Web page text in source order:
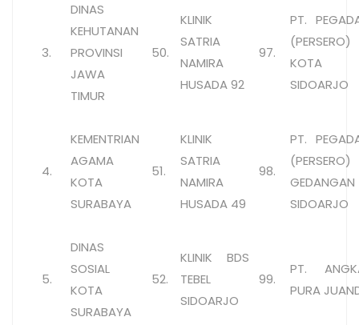
3.
DINAS
KEHUTANAN
PROVINSI
JAWA
TIMUR
50.
KLINIK
SATRIA
NAMIRA
HUSADA 92
97.
PT.
KOTA
SIDOARJO
4.
KEMENTRIAN
AGAMA
KOTA
SURABAYA
51.
KLINIK
SATRIA
NAMIRA
HUSADA 49
98.
PT.
GEDANGAN
SIDOARJO
5.
DINAS
SOSIAL
KOTA
SURABAYA
52.
KLINIK BDS
TEBEL
SIDOARJO
99.
PT.
PURA